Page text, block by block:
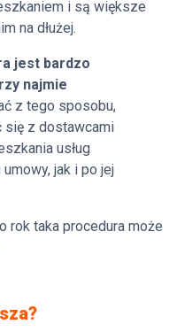
i są większe
na dłużej.
jest bardzo
najmie
z tego sposobu,
się z dostawcami
usług
jak i po jej
rok taka procedura może